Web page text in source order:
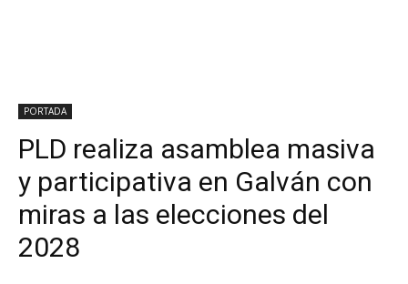
PORTADA
PLD realiza asamblea masiva
y participativa en Galván con
miras a las elecciones del
2028